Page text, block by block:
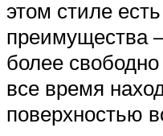
этом стиле
преимущества
более
все время
поверхностью